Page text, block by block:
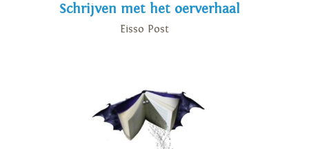
Schrijven met het oerverhaal
Eisso Post